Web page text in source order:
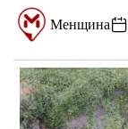
Менщина